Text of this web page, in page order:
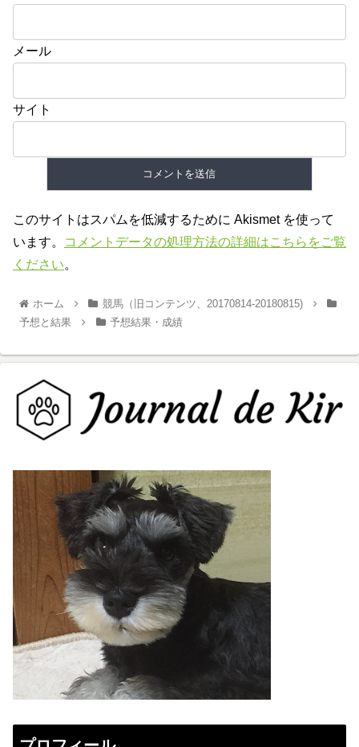
メール
サイト
このサイトはスパムを低減するために Akismet を使って
います。
コメントデータの処理方法の詳細はこちらをご覧
ください。
ホーム
競馬（旧コンテンツ、20170814-20180815)
予想と結果
予想結果・成績